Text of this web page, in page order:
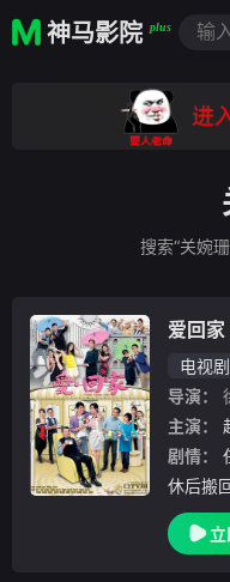
神马影院 plus
搜索“关婉
爱回家
电视剧
导演：
主演：
剧情：
休后搬
的法则
懿 饰）